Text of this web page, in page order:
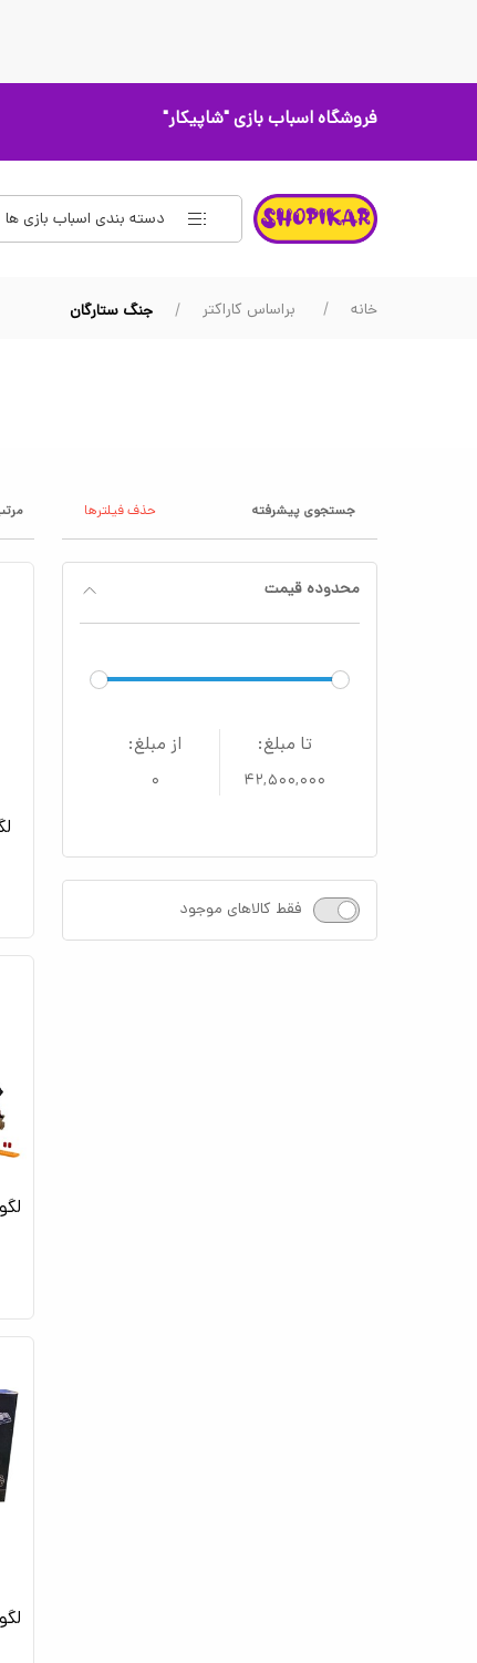
فروشگاه اسباب بازی"شاپیکار"
دسته بندی اسباب بازی ها
خانه براساس کاراکتر جنگ ستارگان
جستجوی پیشرفته حذف فیلترها
محدوده قیمت
از مبلغ:
۰
تا مبلغ:
۴۲,۵۰۰,۰۰۰
فقط کالاهای موجود